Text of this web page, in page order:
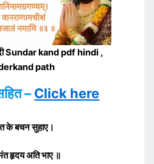
Sundar kand pdf hindi ,
path
– Click here
के बचन सुहाए।
हृदय अति भाए ॥